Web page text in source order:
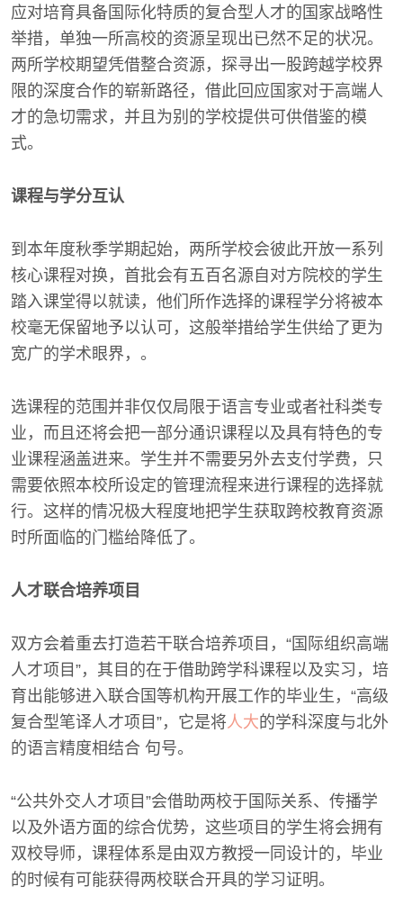
应对培育具备国际化特质的复合型人才的国家战略性
举措，单独一所高校的资源呈现出已然不足的状况。
两所学校期望凭借整合资源，探寻出一股跨越学校界
限的深度合作的崭新路径，借此回应国家对于高端人
才的急切需求，并且为别的学校提供可供借鉴的模
式。
课程与学分互认
到本年度秋季学期起始，两所学校会彼此开放一系列
核心课程对换，首批会有五百名源自对方院校的学生
踏入课堂得以就读，他们所作选择的课程学分将被本
校毫无保留地予以认可，这般举措给学生供给了更为
宽广的学术眼界，。
选课程的范围并非仅仅局限于语言专业或者社科类专
业，而且还将会把一部分通识课程以及具有特色的专
业课程涵盖进来。学生并不需要另外去支付学费，只
需要依照本校所设定的管理流程来进行课程的选择就
行。这样的情况极大程度地把学生获取跨校教育资源
时所面临的门槛给降低了。
人才联合培养项目
双方会着重去打造若干联合培养项目，“国际组织高端
人才项目”，其目的在于借助跨学科课程以及实习，培
育出能够进入联合国等机构开展工作的毕业生，“高级
复合型笔译人才项目”，它是将人大的学科深度与北外
的语言精度相结合 句号。
“公共外交人才项目”会借助两校于国际关系、传播学
以及外语方面的综合优势，这些项目的学生将会拥有
双校导师，课程体系是由双方教授一同设计的，毕业
的时候有可能获得两校联合开具的学习证明。